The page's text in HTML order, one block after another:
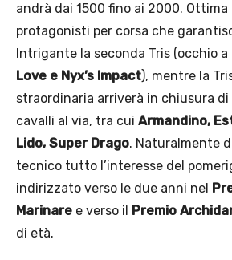
andrà dai 1500 fino ai 2000. Ottima
protagonisti per corsa che
Intrigante la seconda Tris (occhio a
Love e Nyx’s Impact), mentre la
straordinaria arriverà in chiusura di
cavalli al via, tra cui Armandino,
Lido, Super Drago. Naturalmente
tecnico tutto l’interesse del
indirizzato verso le due anni nel
Marinare e verso il Premio
di età.